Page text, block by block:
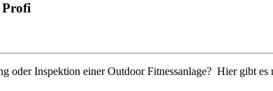
Profi
oder Inspektion einer Outdoor Fitnessanlage? Hier gibt